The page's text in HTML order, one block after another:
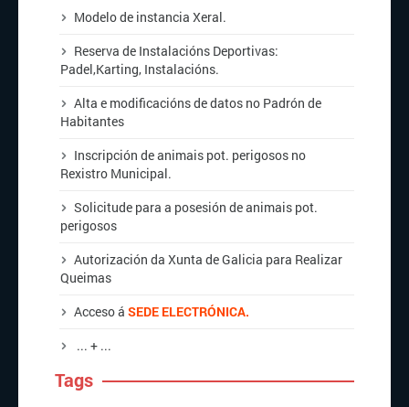
Modelo de instancia Xeral.
Reserva de Instalacións Deportivas:
Padel,Karting, Instalacións.
Alta e modificaciónsde datos no Padrón de
Habitantes
Inscripción de animais pot. perigosos no
Rexistro Municipal.
Solicitude para a posesión de animais pot.
perigosos
Autorización da Xunta de Galicia para Realizar
Queimas
Acceso á SEDE ELECTRÓNICA.
... + ...
Tags